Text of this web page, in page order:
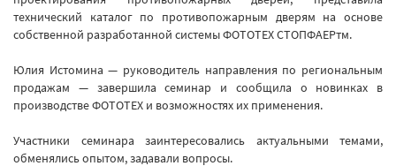
технический каталог по противопожарным дверям на основе
собственной разработанной системы ФОТОТЕХ СТОПФАЕРтм.
Юлия Истомина — руководитель направления по региональным
продажам — завершила семинар и сообщила о новинках в
производстве ФОТОТЕХ и возможностях их применения.
Участники семинара заинтересовались актуальными темами,
обменялись опытом, задавали вопросы.